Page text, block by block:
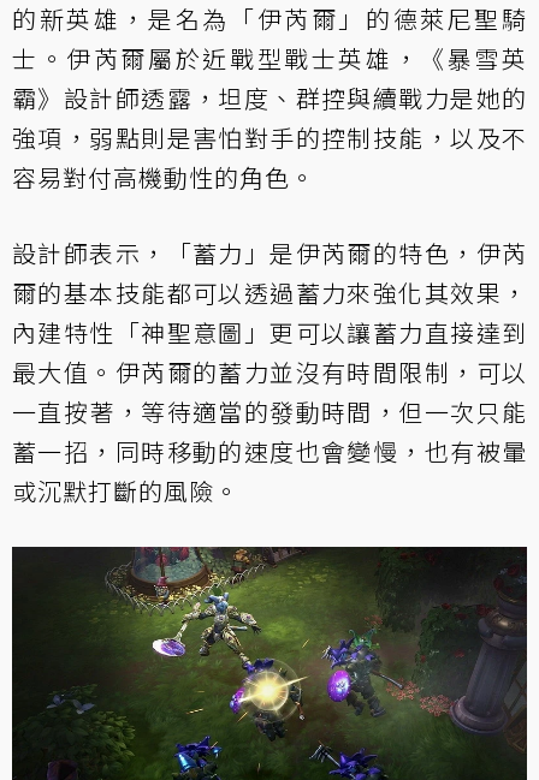
的新英雄，是名為「伊芮爾」的德萊尼聖騎
士。伊芮爾屬於近戰型戰士英雄，《暴雪英
霸》設計師透露，坦度、群控與續戰力是她的
強項，弱點則是害怕對手的控制技能，以及不
容易對付高機動性的角色。
設計師表示，「蓄力」是伊芮爾的特色，伊芮
爾的基本技能都可以透過蓄力來強化其效果，
內建特性「神聖意圖」更可以讓蓄力直接達到
最大值。伊芮爾的蓄力並沒有時間限制，可以
一直按著，等待適當的發動時間，但一次只能
蓄一招，同時移動的速度也會變慢，也有被暈
或沉默打斷的風險。